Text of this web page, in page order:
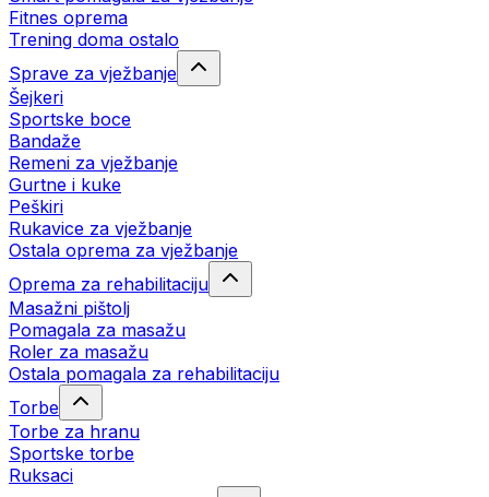
Fitnes oprema
Trening doma ostalo
Sprave za vježbanje
Šejkeri
Sportske boce
Bandaže
Remeni za vježbanje
Gurtne i kuke
Peškiri
Rukavice za vježbanje
Ostala oprema za vježbanje
Oprema za rehabilitaciju
Masažni pištolj
Pomagala za masažu
Roler za masažu
Ostala pomagala za rehabilitaciju
Torbe
Torbe za hranu
Sportske torbe
Ruksaci